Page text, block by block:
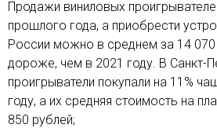
Продажи виниловых
прошлого года, а приобрести
России можно в среднем за 14 070
дороже, чем в 2021 году. В Санкт-
проигрыватели покупали на 11%
году, а их средняя стоимость на
850 рублей;